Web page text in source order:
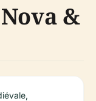
&